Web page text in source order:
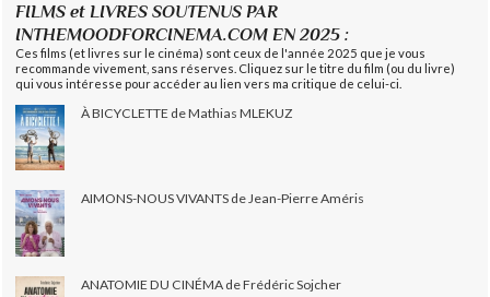
FILMS et LIVRES SOUTENUS PAR
INTHEMOODFORCINEMA.COM EN 2025 :
Ces films (et livres sur le cinéma) sont ceux de l'année 2025 que je vous
recommande vivement, sans réserves. Cliquez sur le titre du film (ou du livre)
qui vous intéresse pour accéder au lien vers ma critique de celui-ci.
À BICYCLETTE de Mathias MLEKUZ
AIMONS-NOUS VIVANTS de Jean-Pierre Améris
ANATOMIE DU CINÉMA de Frédéric Sojcher